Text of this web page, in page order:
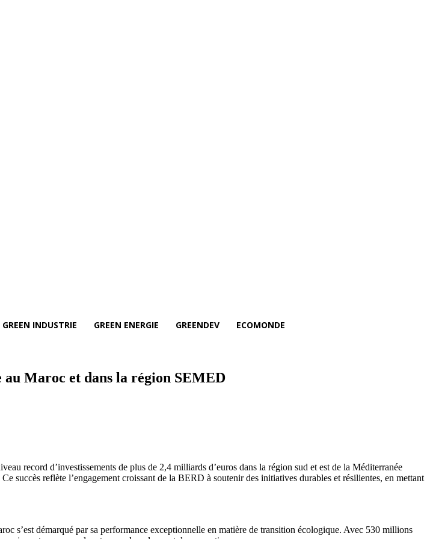
GREEN INDUSTRIE GREEN ENERGIE GREENDEV ECOMONDE
au Maroc et dans la région SEMED
record d’investissements de plus de 2,4 milliards d’euros dans la région sud et est de la Méditerranée
succès reflète l’engagement croissant de la BERD à soutenir des initiatives durables et résilientes, en mettant
s’est démarqué par sa performance exceptionnelle en matière de transition écologique. Avec 530 millions